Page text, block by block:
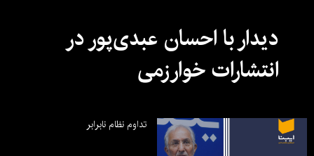
دیدار با احسان عبدی‌پور در
انتشارات خوارزمی
تداوم نظام نابرابر